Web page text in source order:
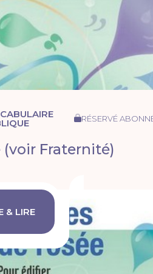
RÉSERVÉ
(voir Fraternité)
& LIRE